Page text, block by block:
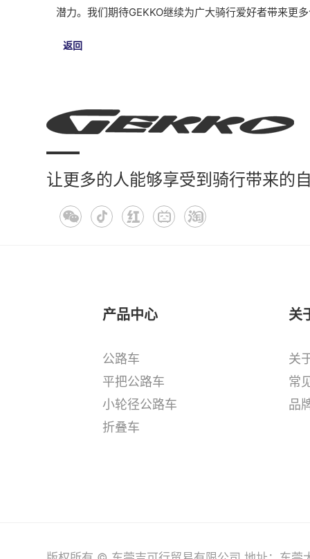
潜力。我们期待GEKKO继续为广大骑行爱好者带来更
返回
让更多的人能够享受到骑行带来的
产品中心
公路车
平把公路车
小轮径公路车
折叠车
关
关
常
品